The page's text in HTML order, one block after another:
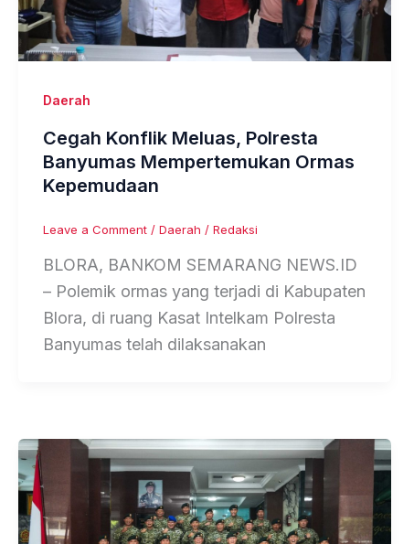
Daerah
Cegah Konflik Meluas, Polresta
Banyumas Mempertemukan Ormas
Kepemudaan
Leave a Comment / Daerah / Redaksi
BLORA, BANKOM SEMARANG NEWS.ID
– Polemik ormas yang terjadi di Kabupaten
Blora, di ruang Kasat Intelkam Polresta
Banyumas telah dilaksanakan